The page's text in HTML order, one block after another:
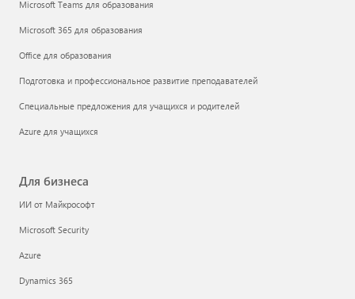
Microsoft Teams для образования
Microsoft 365 для образования
Office для образования
Подготовка и профессиональное развитие преподавателей
Специальные предложения для учащихся и родителей
Azure для учащихся
Для бизнеса
ИИ от Майкрософт
Microsoft Security
Azure
Dynamics 365